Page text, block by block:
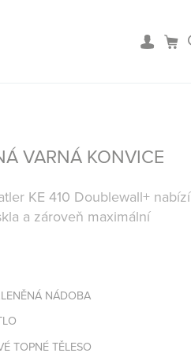
VARNÁ KONVICE
KE 410 Doublewall+ nabízí
a zároveň maximální
NÁDOBA
TOPNÉ TĚLESO